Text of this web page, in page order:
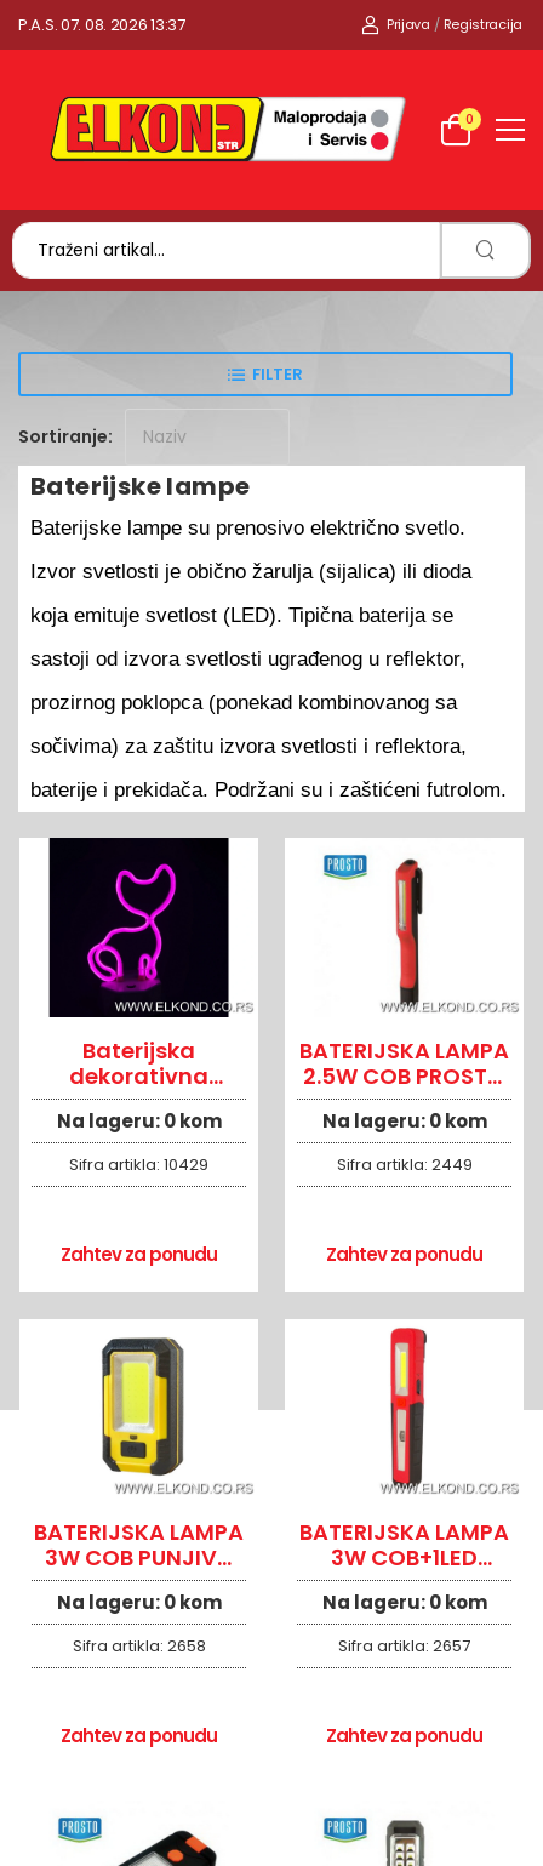
P.A.S. 07. 08. 2026 13:37 Prijava / Registracija
0
FILTER
Sortiranje:
Baterijske lampe
Baterijske lampe su prenosivo električno svetlo.
Izvor svetlosti je obično žarulja (sijalica) ili dioda
koja emituje svetlost (LED). Tipična baterija se
sastoji od izvora svetlosti ugrađenog u reflektor,
prozirnog poklopca (ponekad kombinovanog sa
sočivima) za zaštitu izvora svetlosti i reflektora,
baterije i prekidača. Podržani su i zaštićeni futrolom.
Baterijska
dekorativna
lampa neon flex
pink PROSTO
NFX075/PK
Na lageru:0 kom
Sifra artikla: 10429
Zahtev za ponudu
BATERIJSKA LAMPA
2.5W COB PROSTO
PL8042
Na lageru:0 kom
Sifra artikla: 2449
Zahtev za ponudu
BATERIJSKA LAMPA
3W COB PUNJIVA
USB 4000mA
Na lageru:0 kom
Sifra artikla: 2658
Zahtev za ponudu
BATERIJSKA LAMPA
3W COB+1LED
PUNJIVA USB
500mA
Na lageru:0 kom
Sifra artikla: 2657
Zahtev za ponudu